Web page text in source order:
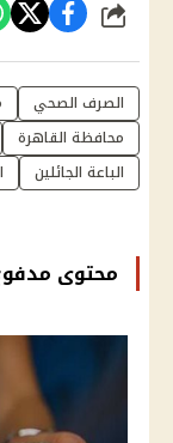
شارك
الصرف الصحي
محافظة القاهرة
الباعة الجائلين
محتوى